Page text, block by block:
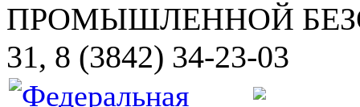
ПРОМЫШЛЕННОЙ
31, 8 (3842) 34-23-03